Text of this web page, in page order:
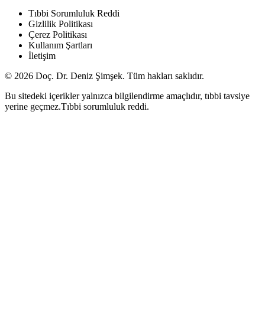
Tıbbi Sorumluluk Reddi
Gizlilik Politikası
Çerez Politikası
Kullanım Şartları
İletişim
© 2026 Doç. Dr. Deniz Şimşek. Tüm hakları saklıdır.
Bu sitedeki içerikler yalnızca bilgilendirme amaçlıdır, tıbbi tavsiye
yerine geçmez.Tıbbi sorumluluk reddi.